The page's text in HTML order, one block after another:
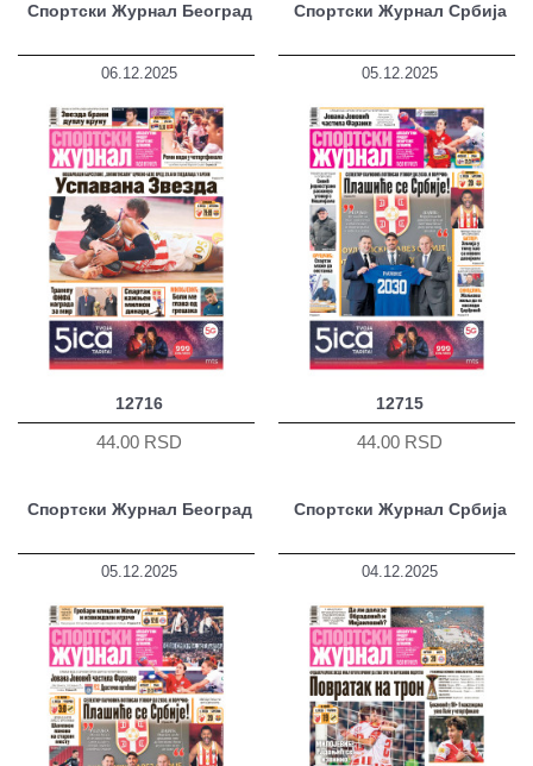
Спортски Журнал Београд
06.12.2025
12716
44.00 RSD
Спортски Журнал Србија
05.12.2025
12715
44.00 RSD
Спортски Журнал Београд
05.12.2025
Спортски Журнал Србија
04.12.2025